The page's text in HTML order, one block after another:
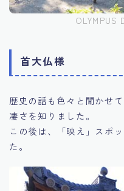
OLYMPUS
首大仏様
歴史の話も色々と聞かせ
凄さを知りました。
この後は、「映え」スポ
た。